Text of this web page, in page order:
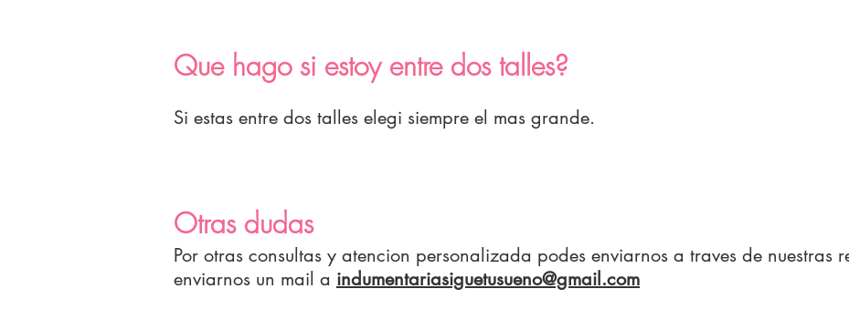
Que hago si estoy entre dos talles?
Si estas entre dos talles elegi siempre el mas grande.
Otras dudas
Por otras consultas y atencion personalizada podes enviarnos a traves de nuestras
enviarnos un mail a indumentariasiguetusueno@gmail.com